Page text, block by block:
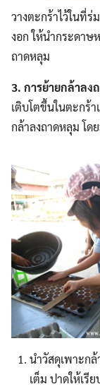
วางตะกร้าไว้ในที่ร่
งอก ให้นำกระดา
ถาดหลุม
3. การย้ายกล้าลง
เติบโตขึ้นในตะกร้
กล้าลงถาดหลุม โด
นำวัสดุเพาะก
เต็ม ปาดให้เรี